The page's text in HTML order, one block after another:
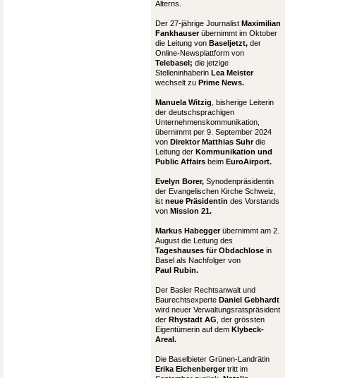
Alterns.
Der 27-jährige Journalist Maximilian
Fankhauserübernimmt im Oktober
die Leitung von Baseljetzt, der
Online-Newsplattform von
Telebasel; die jetzige
Stelleninhaberin Lea Meister
wechselt zu Prime News.
Manuela Witzig , bisherige Leiterin
der deutschsprachigen
Unternehmenskommunikation,
übernimmt per 9. September 2024
von Direktor Matthias Suhrdie
Leitung der Kommunikation und
Public Affairs beim EuroAirport.
Evelyn Borer, Synodenpräsidentin
der Evangelischen Kirche Schweiz,
ist neue Präsidentin des Vorstands
von Mission 21.
Markus Habeggerübernimmt am 2.
August die Leitung des
Tageshauses für Obdachlose in
Basel als Nachfolger von
Paul Rubin.
Der Basler Rechtsanwalt und
Baurechtsexperte Daniel Gebhardt
wird neuer Verwaltungsratspräsident
der Rhystadt AG , der grössten
Eigentümerin auf dem Klybeck-
Areal.
Die Baselbieter Grünen-Landrätin
Erika Eichenbergertritt im